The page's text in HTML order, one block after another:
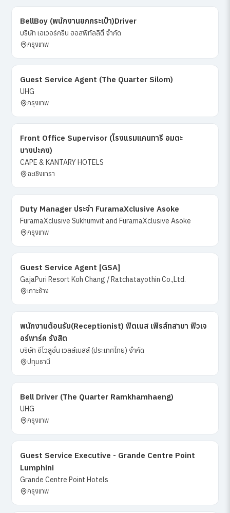
BellBoy (พนักงานยกกระเป๋า)Driver
บริษัท เอเวอร์กรีน ฮอสพิทัลลิตี้ จำกัด
กรุงเทพ
Guest Service Agent (The Quarter Silom)
UHG
กรุงเทพ
Front Office Supervisor (โรงแรมแคนทารี อมตะ
บางปะกง)
CAPE & KANTARY HOTELS
ฉะเชิงเทรา
Duty Manager ประจำ FuramaXclusive Asoke
FuramaXclusive Sukhumvit and FuramaXclusive Asoke
กรุงเทพ
Guest Service Agent [GSA]
GajaPuri Resort Koh Chang / Ratchatayothin Co.,Ltd.
เกาะช้าง
พนักงานต้อนรับ(Receptionist) ฟิตเนส เฟิรส์ทสาขา ฟิวเจ
อร์พาร์ค รังสิต
บริษัท อีโวลูชั่น เวลล์เนสส์ (ประเทศไทย) จำกัด
ปทุมธานี
Bell Driver (The Quarter Ramkhamhaeng)
UHG
กรุงเทพ
Guest Service Executive - Grande Centre Point
Lumphini
Grande Centre Point Hotels
กรุงเทพ